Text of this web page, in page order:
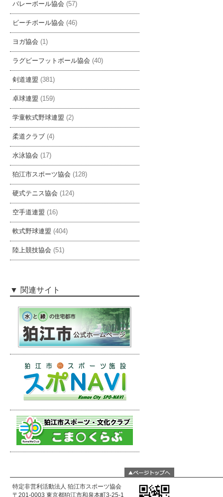
バレーボール協会 (57)
ビーチボール協会 (46)
ヨガ協会 (1)
ラグビーフットボール協会 (40)
剣道連盟 (381)
卓球連盟 (159)
学童軟式野球連盟 (2)
柔道クラブ (4)
水泳協会 (17)
狛江市スポーツ協会 (128)
硬式テニス協会 (124)
空手道連盟 (16)
軟式野球連盟 (404)
陸上競技協会 (51)
関連サイト
特定非営利活動法人 狛江市スポーツ協会
〒201-0003 東京都狛江市和泉本町3-25-1